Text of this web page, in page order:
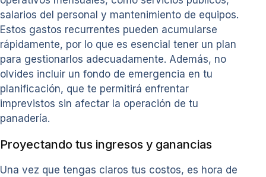
salarios del personal y mantenimiento de equipos.
Estos gastos recurrentes pueden acumularse
rápidamente, por lo que es esencial tener un plan
para gestionarlos adecuadamente. Además, no
olvides incluir un fondo de emergencia en tu
planificación, que te permitirá enfrentar
imprevistos sin afectar la operación de tu
panadería.
Proyectando tus ingresos y ganancias
Una vez que tengas claros tus costos, es hora de